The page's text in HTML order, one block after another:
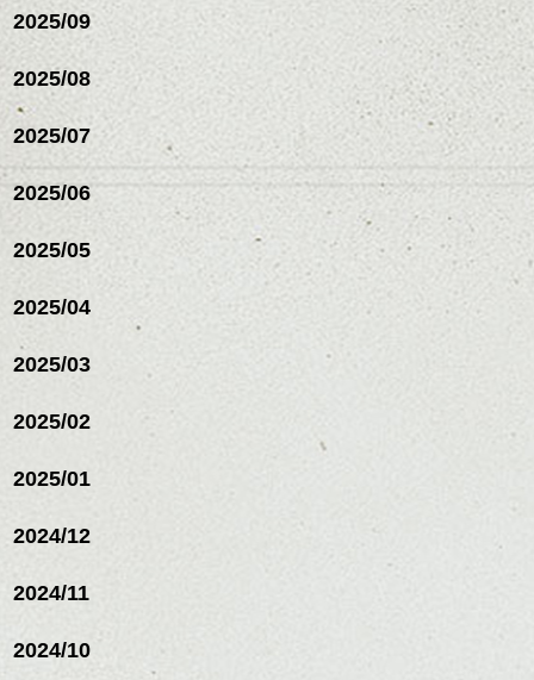
ハンサムショート／ヘッド
スパ／伸びても目立たない
ヘアカラー/ハイライト/ダブ
ルカラー/髪質改善/TOKIOト
リートメント/ブリーチ/イン
ミニボブ/抜け感ショート/バ
ハンサムショート／ヘッド
ヘアカラー/ハイライト/ダブ
リートメント/ブリーチ/イン
ミニボブ/抜け感ショート/バ
2025/09
2025/08
2025/07
2025/06
2025/05
2025/04
2025/03
2025/02
2025/01
2024/12
2024/11
2024/10